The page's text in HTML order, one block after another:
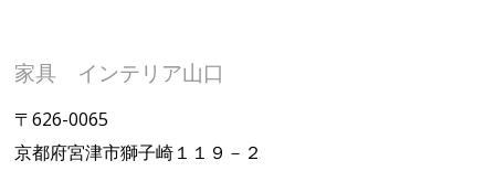
家具 インテリア山口
〒626-0065
京都府宮津市獅子崎１１９－２